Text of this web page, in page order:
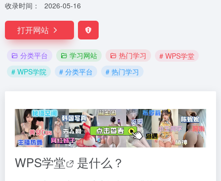
收录时间： 2026-05-16
打开网站
分类平台 学习网站 热门学习
# WPS学堂
# WPS学院
# 分类平台 # 热门学习
WPS学堂 是什么？